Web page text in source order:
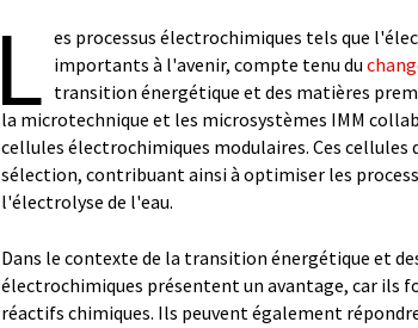
L es processus électrochimiques tels que
importants à l'avenir, compte tenu du
transition énergétique et des matières
la microtechnique et les microsystèmes IMM
cellules électrochimiques modulaires. Ces
sélection, contribuant ainsi à optimiser les
l'électrolyse de l'eau.
Dans le contexte de la transition énergétique et
électrochimiques présentent un avantage, car ils
réactifs chimiques. Ils peuvent également